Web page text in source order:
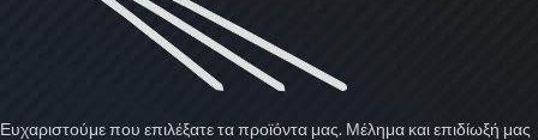
Ευχαριστούμε που επιλέξατε τα προϊόντα μας. Μέλημα και επιδίωξή μας